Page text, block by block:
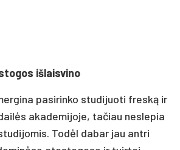
išlaisvino
pasirinko studijuoti freską ir
akademijoje, tačiau neslepia
Todėl dabar jau antri